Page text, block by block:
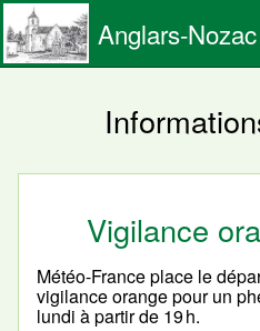
Anglars-Nozac
Vigilance
Météo-France place le
vigilance orange pour un
lundi à partir de 19 h.